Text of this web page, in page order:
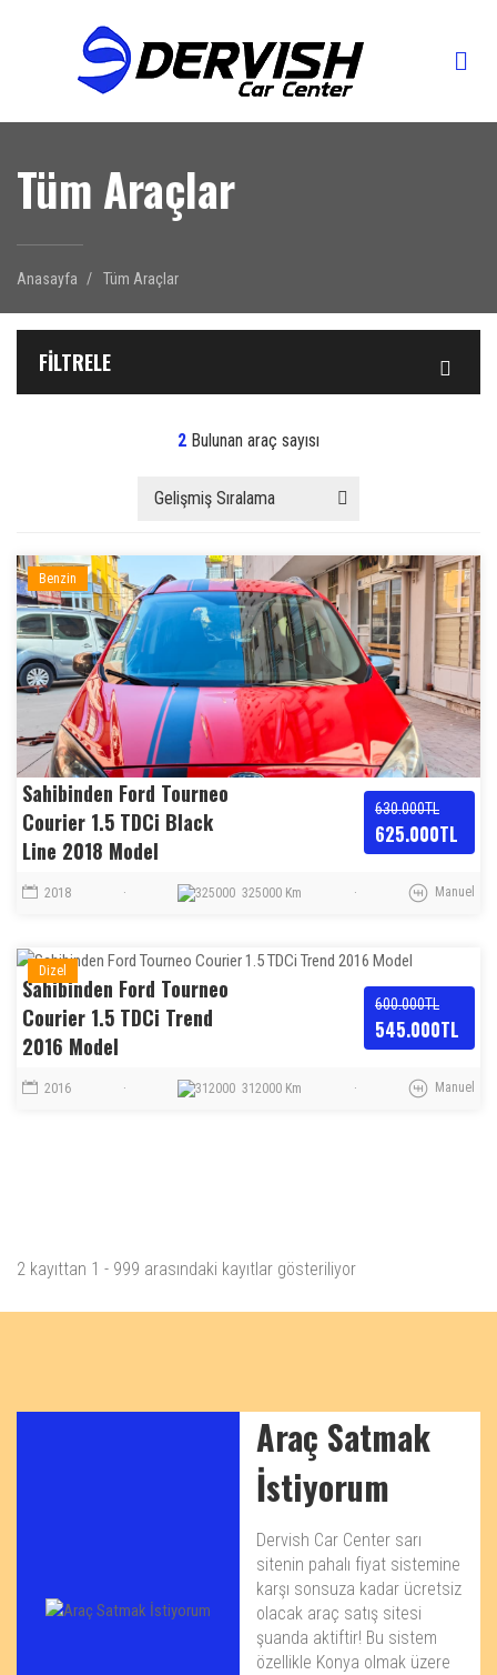
Tüm Araçlar
Anasayfa Tüm Araçlar
FILTRELE
2 Bulunan araç sayısı
Gelişmiş Sıralama
Benzin
Sahibinden Ford Tourneo
Courier 1.5 TDCi Black
Line 2018 Model
630.000TL
625.000TL
2018 · 325000 Km · Manuel
Dizel
Sahibinden Ford Tourneo
Courier 1.5 TDCi Trend
2016 Model
600.000TL
545.000TL
2016 · 312000 Km · Manuel
2 kayıttan 1 - 999 arasındaki kayıtlar gösteriliyor
Araç Satmak
İstiyorum
Dervish Car Center sarı
sitenin pahalı fiyat sistemine
karşı sonsuza kadar ücretsiz
olacak araç satış sitesi
şuanda aktiftir! Bu sistem
özellikle Konya olmak üzere